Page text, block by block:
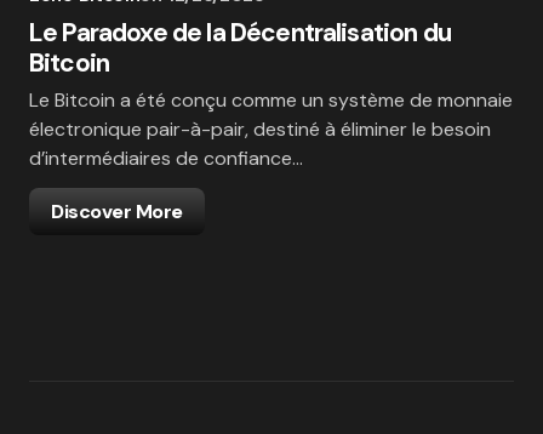
Le Paradoxe de la Décentralisation du
Bitcoin
Le Bitcoin a été conçu comme un système de monnaie
électronique pair-à-pair, destiné à éliminer le besoin
d’intermédiaires de confiance…
Discover More